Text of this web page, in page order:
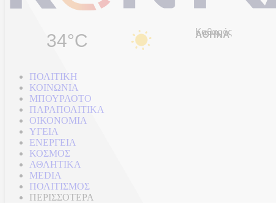
34°C Καθαρός
ΠΟΛΙΤΙΚΗ
ΚΟΙΝΩΝΙΑ
ΜΠΟΥΡΛΟΤΟ
ΠΑΡΑΠΟΛΙΤΙΚΑ
ΟΙΚΟΝΟΜΙΑ
ΥΓΕΙΑ
ΕΝΕΡΓΕΙΑ
ΚΟΣΜΟΣ
ΑΘΛΗΤΙΚΑ
MEDIA
ΠΟΛΙΤΙΣΜΟΣ
ΠΕΡΙΣΣΟΤΕΡΑ